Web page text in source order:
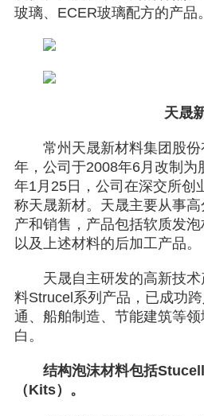
玻璃、ECER玻璃配方的产品。
天晟
常州天晟新材料集团股
年，公司于2008年6月改制为
年1月25日，公司在深交所创
称天晟新材。天晟主要从事
产和销售，产品包括软质发
以及上述材料的后加工产品。
天晟自主研发的高新技
料Strucel系列产品，已成功
通、船舶制造、节能建筑等
白。
结构泡沫材料包括
（Kits）。